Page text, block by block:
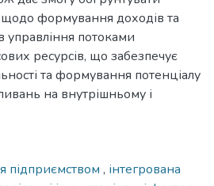
щодо формування доходів та
управління потоками
ресурсів, що забезпечує
та формування потенціалу
на внутрішньому і
підприємством , інтегрована